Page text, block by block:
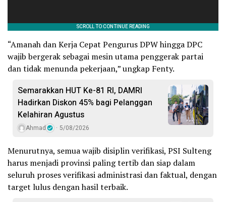
“​Amanah dan Kerja Cepat Pengurus DPW hingga DPC
wajib bergerak sebagai mesin utama penggerak partai
dan tidak menunda pekerjaan,” ungkap Fenty.
Semarakkan HUT Ke-81 RI, DAMRI
Hadirkan Diskon 45% bagi Pelanggan
Kelahiran Agustus
Ahmad 5/08/2026
​Menurutnya, semua wajib disiplin verifikasi, PSI Sulteng
harus menjadi provinsi paling tertib dan siap dalam
seluruh proses verifikasi administrasi dan faktual, dengan
target lulus dengan hasil terbaik.